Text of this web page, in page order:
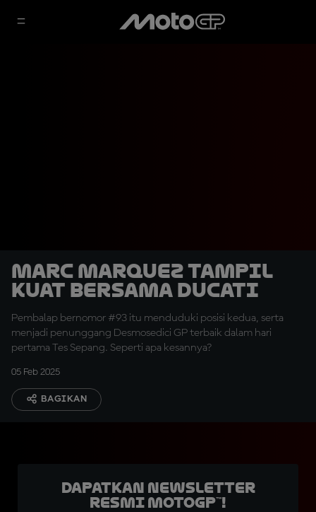
Marc Marquez Tampil
Kuat bersama Ducati
Pembalap bernomor #93 itu menduduki posisi kedua, serta
menjadi penunggang Desmosedici GP terbaik dalam hari
pertama Tes Sepang. Seperti apa kesannya?
05 Feb 2025
BAGIKAN
Dapatkan Newsletter
Resmi MotoGP™!